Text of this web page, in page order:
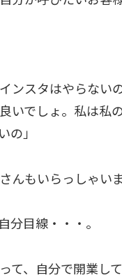
ンスタはやらな
いでしょ。私は私
の」
んもいらっしゃいま
分目線・・・。
て、自分で開業し